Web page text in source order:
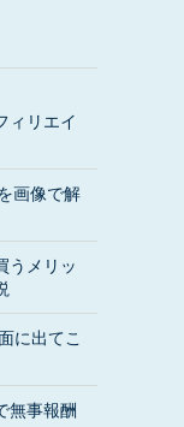
ィリエイ
画像で解
うメリッ
に出てこ
無事報酬